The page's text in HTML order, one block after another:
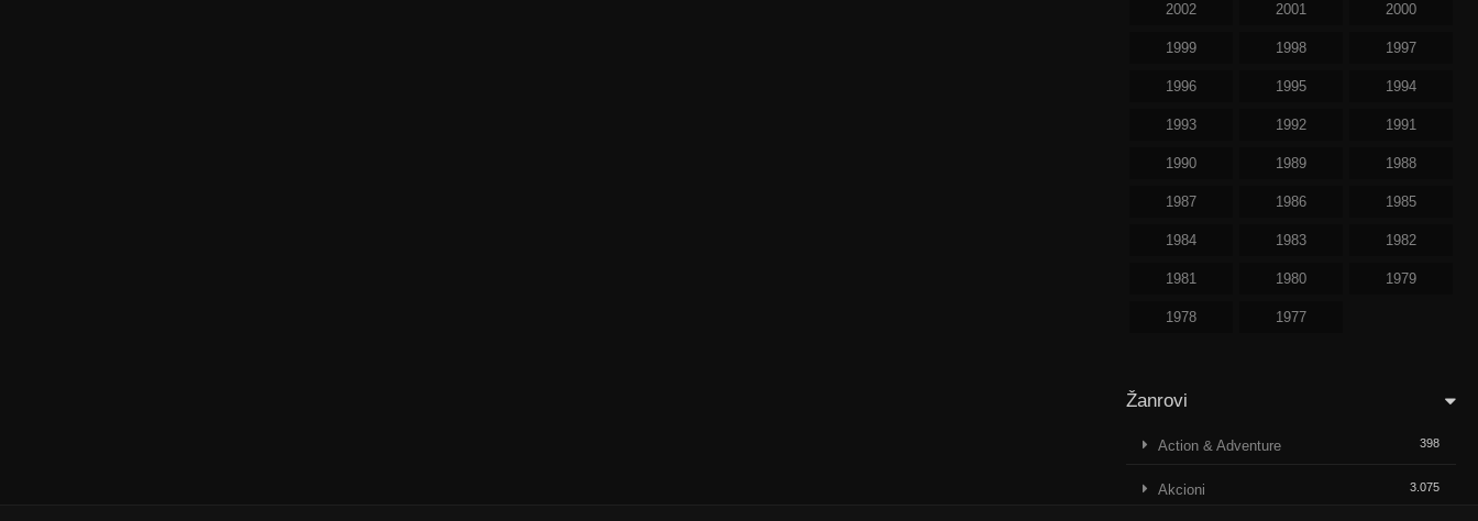
2002 2001 2000
1999 1998 1997
1996 1995 1994
1993 1992 1991
1990 1989 1988
1987 1986 1985
1984 1983 1982
1981 1980 1979
1978 1977
Žanrovi
Action & Adventure 398
Akcioni 3.075